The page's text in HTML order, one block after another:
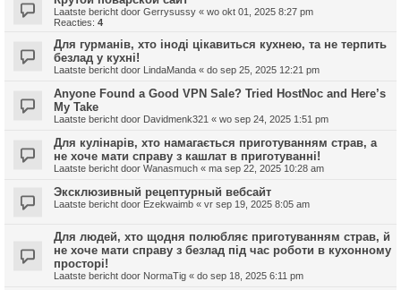
Laatste bericht door Gerrysussy « wo okt 01, 2025 8:27 pm
Reacties: 4
Для гурманів, хто іноді цікавиться кухнею, та не терпить
безлад у кухні!
Laatste bericht door LindaManda « do sep 25, 2025 12:21 pm
Anyone Found a Good VPN Sale? Tried HostNoc and Here’s
My Take
Laatste bericht door Davidmenk321 « wo sep 24, 2025 1:51 pm
Для кулінарів, хто намагається приготуванням страв, а
не хоче мати справу з кашлат в приготуванні!
Laatste bericht door Wanasmuch « ma sep 22, 2025 10:28 am
Эксклюзивный рецептурный вебсайт
Laatste bericht door Ezekwaimb « vr sep 19, 2025 8:05 am
Для людей, хто щодня полюбляє приготуванням страв, й
не хоче мати справу з безлад під час роботи в кухонному
просторі!
Laatste bericht door NormaTig « do sep 18, 2025 6:11 pm